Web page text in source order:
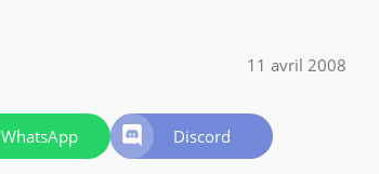
11 avril 2008
WhatsApp Discord